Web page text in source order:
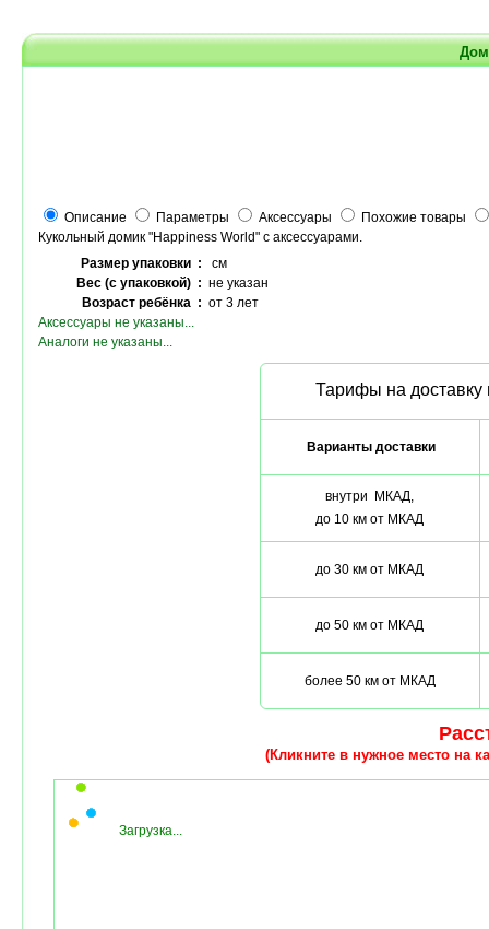
Дом
Описание Параметры Аксессуары
Похожие товары
Кукольный домик "Happiness World" с аксессуарами.
Размер упаковки : см
Вес (с упаковкой) : не указан
Возраст ребёнка : от 3 лет
Аксессуары не указаны...
Аналоги не указаны...
Тарифы на доставку
Варианты доставки
внутри МКАД,
до 10 км от МКАД
до 30 км от МКАД
до 50 км от МКАД
более 50 км от МКАД
(Кликните в нужное место на
Загрузка...